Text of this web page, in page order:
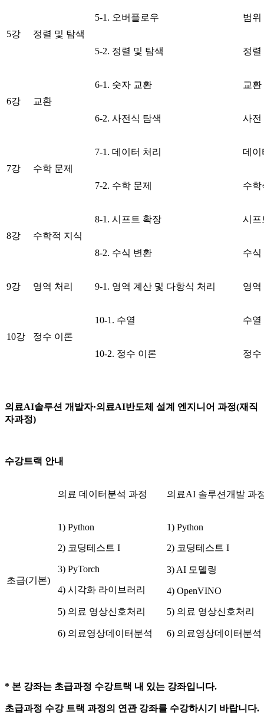
5강 정렬 및 탐색
5-1. 오버플로우 범위
5-2. 정렬 및 탐색 정렬
6강 교환
6-1. 숫자 교환 교환
6-2. 사전식 탐색 사전
7강 수학 문제
7-1. 데이터 처리 데이
7-2. 수학 문제 수학
8강 수학적 지식
8-1. 시프트 확장 시프
8-2. 수식 변환 수식
9강 영역 처리 9-1. 영역 계산 및 다항식 처리 영역
10강 정수 이론
10-1. 수열 수열
10-2. 정수 이론 정수
의료AI솔루션 개발자·의료AI반도체 설계 엔지니어 과정(재직
자과정)
수강트랙 안내
의료 데이터분석 과정 의료AI 솔루션개발 과
초급(기본)
1) Python
2) 코딩테스트 I
3) PyTorch
4) 시각화 라이브러리
5) 의료 영상신호처리
6) 의료영상데이터분석
1) Python
2) 코딩테스트 I
3) AI 모델링
4) OpenVINO
5) 의료 영상신호처리
6) 의료영상데이터분석
* 본 강좌는 초급과정 수강트랙 내 있는 강좌입니다.
초급과정 수강 트랙 과정의 연관 강좌를 수강하시기 바랍니다.